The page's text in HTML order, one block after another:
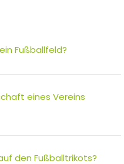
Fußballfeld?
eines Vereins
den Fußballtrikots?